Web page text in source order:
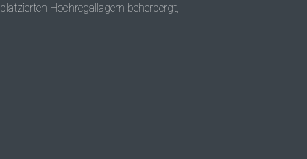
platzierten Hochregallagern beherbergt,...